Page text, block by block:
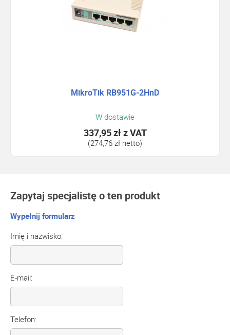
MikroTik RB951G-2HnD
W dostawie
337,95 złz VAT
(274,76 zł netto)
Zapytaj specjalistę o ten produkt
Wypełnij formularz
Imię i nazwisko:
E-mail:
Telefon: